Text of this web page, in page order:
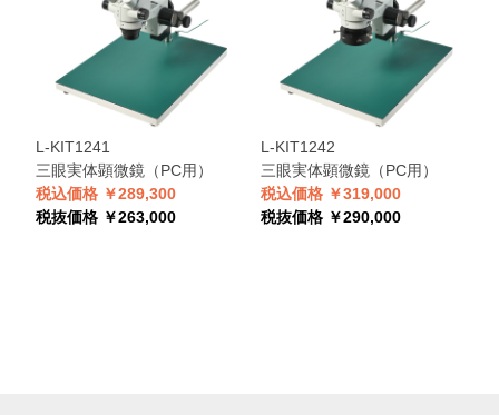
L-KIT1241
三眼実体顕微鏡（PC用）
税込価格 ￥289,300
税抜価格 ￥263,000
L-KIT1242
三眼実体顕微鏡（PC用）
税込価格 ￥319,000
税抜価格 ￥290,000